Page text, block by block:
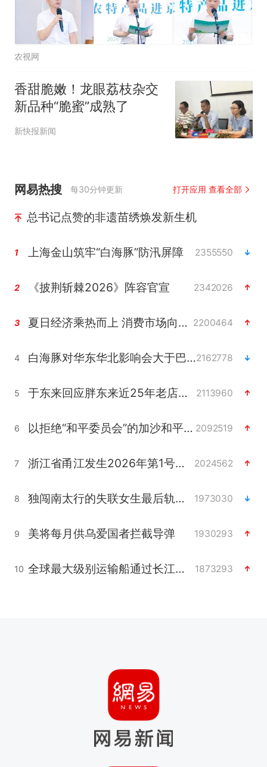
农视网
香甜脆嫩！龙眼荔枝杂交
新品种“脆蜜”成熟了
新快报新闻
网易热搜 每30分钟更新 打开应用 查看全部
总书记点赞的非遗苗绣焕发新生机
1 上海金山筑牢“白海豚”防汛屏障 2355550
2 《披荆斩棘2026》阵容官宣 2342026
3 夏日经济乘热而上 消费市场向新而行 2200464
4 白海豚对华东华北影响会大于巴威2162778
5 于东来回应胖东来近25年老店年底关闭 2113960
6 以拒绝“和平委员会”的加沙和平计划 2092519
7 浙江省甬江发生2026年第1号洪水 2024562
8 独闯南太行的失联女生最后轨迹已确认 1973030
9 美将每月供乌爱国者拦截导弹 1930293
10 全球最大级别运输船通过长江大桥 1873293